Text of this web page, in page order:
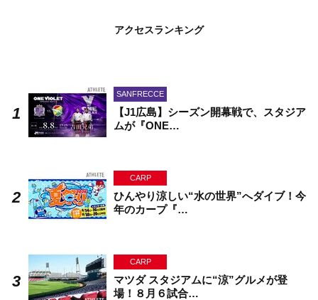
アクセスランキング
SANFRECCE
【J1広島】シーズン開幕戦で、スタジア
ムが『ONE…
CARP
ひんやり涼しい“水の世界”へダイブ！今
年のカープ『…
CARP
マツダ スタジアムに“涼”グルメが登
場！８月６試合…